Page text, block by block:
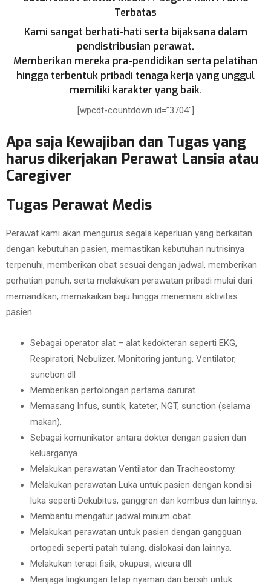
Terbatas
Kami sangat berhati-hati serta bijaksana dalam
pendistribusian perawat.
Memberikan mereka pra-pendidikan serta pelatihan
hingga terbentuk pribadi tenaga kerja yang unggul
memiliki karakter yang baik.
[wpcdt-countdown id=”3704″]
Apa saja Kewajiban dan Tugas yang
harus dikerjakan Perawat Lansia atau
Caregiver
Tugas Perawat Medis
Perawat kami akan mengurus segala keperluan yang berkaitan
dengan kebutuhan pasien, memastikan kebutuhan nutrisinya
terpenuhi, memberikan obat sesuai dengan jadwal, memberikan
perhatian penuh, serta melakukan perawatan pribadi mulai dari
memandikan, memakaikan baju hingga menemani aktivitas
pasien.
Sebagai operator alat – alat kedokteran seperti EKG,
Respiratori, Nebulizer, Monitoring jantung, Ventilator,
sunction dll
Memberikan pertolongan pertama darurat
Memasang Infus, suntik, kateter, NGT, sunction (selama
makan).
Sebagai komunikator antara dokter dengan pasien dan
keluarganya.
Melakukan perawatan Ventilator dan Tracheostomy.
Melakukan perawatan Luka untuk pasien dengan kondisi
luka seperti Dekubitus, ganggren dan kombus dan lainnya.
Membantu mengatur jadwal minum obat.
Melakukan perawatan untuk pasien dengan gangguan
ortopedi seperti patah tulang, dislokasi dan lainnya.
Melakukan terapi fisik, okupasi, wicara dll.
Menjaga lingkungan tetap nyaman dan bersih untuk